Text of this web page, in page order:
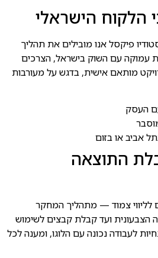
הלקוח הישראלי
פיקסל אנו מובילים את תהליך
עמוקה עם השוק בישראל, הצרכים
מותאם אישית, בדגש על מעורבות
העסק
אביב או בזום
התוצאה
לליווי צמוד — מתהליך המחקר
הצבעונית ועד קבלת קבצים לשימוש
לעבודה נכונה עם הלוגו, ומענה לכל